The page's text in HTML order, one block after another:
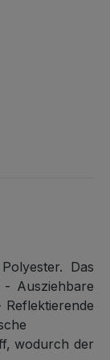
Das
Ausziehbare
wodurch der